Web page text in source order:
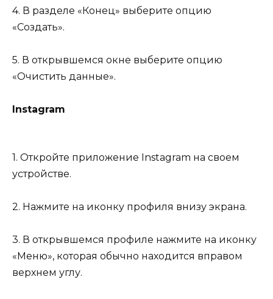
4. В разделе «Конец» выберите опцию
«Создать».
5. В открывшемся окне выберите опцию
«Очистить данные».
Instagram
1. Откройте приложение Instagram на своем
устройстве.
2. Нажмите на иконку профиля внизу экрана.
3. В открывшемся профиле нажмите на иконку
«Меню», которая обычно находится вправом
верхнем углу.